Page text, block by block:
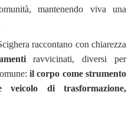
mantenendo viva una
raccontano con chiarezza
ravvicinati, diversi per
il corpo come strumento
di trasformazione,